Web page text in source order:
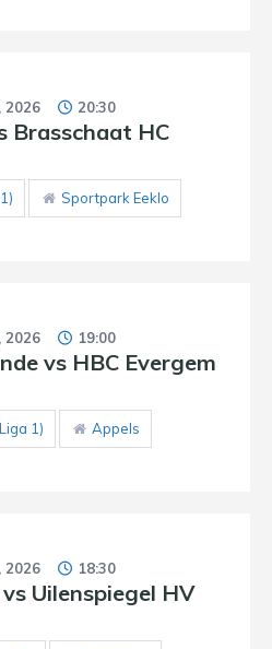
2026 20:30
Brasschaat HC
Sportpark Eeklo
2026 19:00
vs HBC Evergem
1) Appels
2026 18:30
Uilenspiegel HV